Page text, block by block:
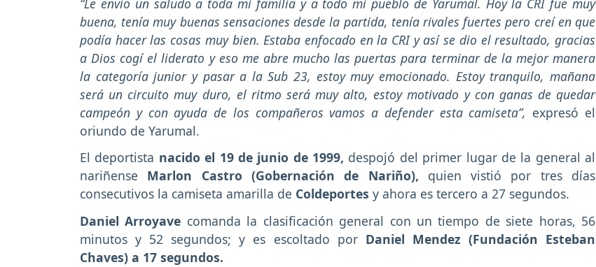
buena, tenía muy buenas sensaciones desde la partida, tenía rivales fuertes pero creí en que
podía hacer las cosas muy bien. Estaba enfocado en la CRI y así se dio el resultado, gracias
a Dios cogí el liderato y eso me abre mucho las puertas para terminar de la mejor manera
la categoría junior y pasar a la Sub 23, estoy muy emocionado. Estoy tranquilo, mañana
será un circuito muy duro, el ritmo será muy alto, estoy motivado y con ganas de quedar
campeón y con ayuda de los compañeros vamos a defender esta camiseta”, expresó el
oriundo de Yarumal.
El deportista nacido el 19 de junio de 1999, despojó del primer lugar de la general al
nariñense Marlon Castro (Gobernación de Nariño), quien vistió por tres días
consecutivos la camiseta amarilla de Coldeportes y ahora es tercero a 27 segundos.
Daniel Arroyave comanda la clasificación general con un tiempo de siete horas, 56
minutos y 52 segundos; y es escoltado por Daniel Mendez (Fundación Esteban
Chaves) a 17 segundos.